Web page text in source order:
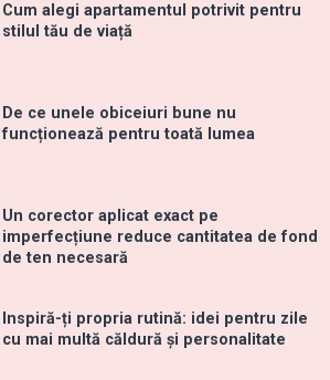
Cum alegi apartamentul potrivit pentru
stilul tău de viață
De ce unele obiceiuri bune nu
funcționează pentru toată lumea
Un corector aplicat exact pe
imperfecțiune reduce cantitatea de fond
de ten necesară
Inspiră-ți propria rutină: idei pentru zile
cu mai multă căldură și personalitate